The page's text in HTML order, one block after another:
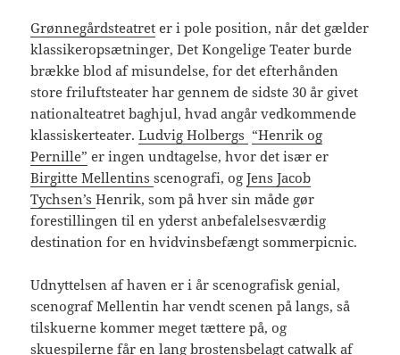
Grønnegårdsteatret er i pole position, når det gælder
klassikeropsætninger, Det Kongelige Teater burde
brække blod af misundelse, for det efterhånden
store friluftsteater har gennem de sidste 30 år givet
nationalteatret baghjul, hvad angår vedkommende
klassiskerteater.Ludvig Holbergs “Henrik og
Pernille” er ingen undtagelse, hvor det især er
Birgitte Mellentinsscenografi, ogJens Jacob
Tychsen’sHenrik, som på hver sin måde gør
forestillingen til en yderst anbefalelsesværdig
destination for en hvidvinsbefængt sommerpicnic.
Udnyttelsen af haven er i år scenografisk genial,
scenograf Mellentin har vendt scenen på langs, så
tilskuerne kommer meget tættere på, og
skuespilerne får en lang brostensbelagt catwalk af